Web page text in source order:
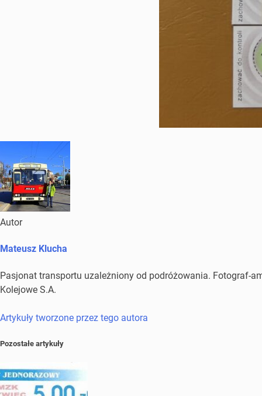
Autor
Mateusz Klucha
Pasjonat transportu uzależniony od podróżowania. Fotograf-
Kolejowe S.A.
Artykuły tworzone przez tego autora
Pozostałe artykuły